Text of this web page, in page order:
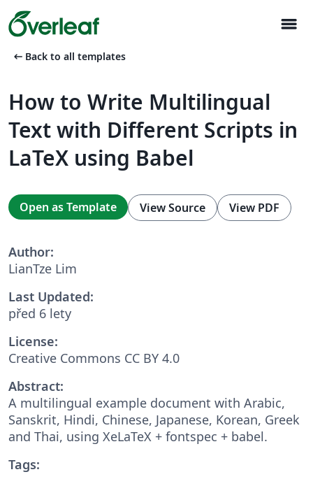
menu
arrow_left_alt Back to all templates
How to Write Multilingual
Text with Different Scripts in
LaTeX using Babel
Open as Template View Source View PDF
Author:
LianTze Lim
Last Updated:
před 6 lety
License:
Creative Commons CC BY 4.0
Abstract:
A multilingual example document with Arabic,
Sanskrit, Hindi, Chinese, Japanese, Korean, Greek
and Thai, using XeLaTeX + fontspec + babel.
Tags: